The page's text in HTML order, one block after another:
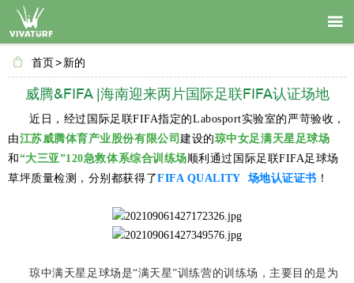

首页>新的
威腾&FIFA |海南迎来两片国际足联FIFA认证场地
近日，经过国际足联FIFA指定的Labosport实验室的严苛验收，
由江苏威腾体育产业股份有限公司建设的琼中女足满天星足球场
和 “大三亚”120急救体系综合训练场顺利通过国际足联FIFA足球场
草坪质量检测，分别都获得了FIFA QUALITY 场地认证证书 ！
琼中满天星足球场是“满天星”训练营的训练场，主要目的是为